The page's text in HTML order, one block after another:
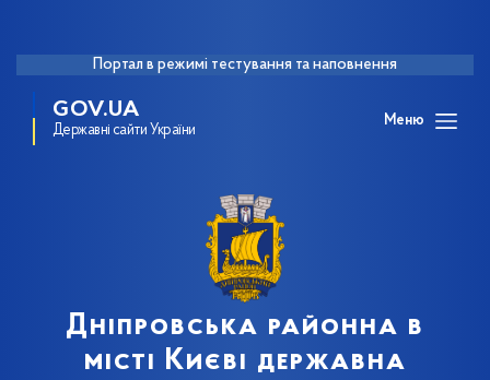
Портал в режимі тестування та наповнення
GOV.UA
Державні сайти України
Меню
Дніпровська районна в
місті Києві державна